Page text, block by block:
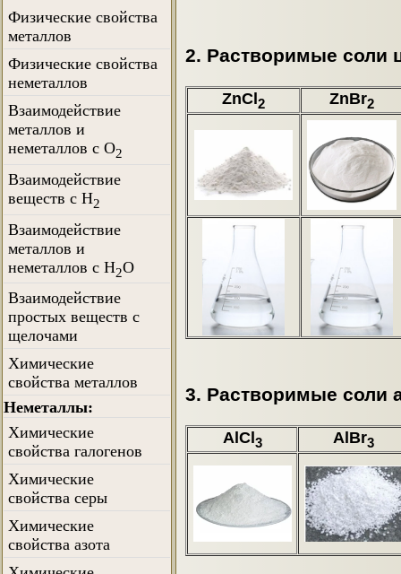
Физические свойства
металлов
Физические свойства
неметаллов
Взаимодействие
металлов и
неметаллов с O2
Взаимодействие
веществ с H2
Взаимодействие
металлов и
неметаллов с H2O
Взаимодействие
простых веществ с
щелочами
Химические
свойства металлов
Неметаллы:
Химические
свойства галогенов
Химические
свойства серы
Химические
свойства азота
2. Растворимые соли
ZnCl2 ZnBr2
3. Растворимые соли
AlCl3 AlBr3